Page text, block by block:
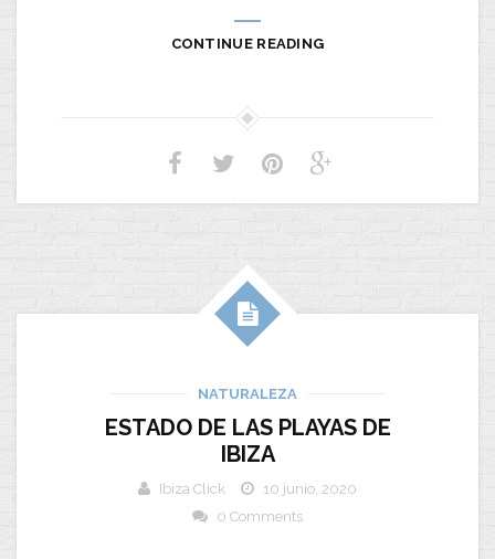
CONTINUE READING
NATURALEZA
ESTADO DE LAS PLAYAS DE
IBIZA
Ibiza Click
10 junio, 2020
0 Comments